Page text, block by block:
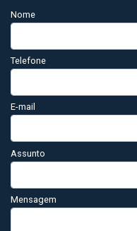
Nome
Telefone
E-mail
Assunto
Mensagem